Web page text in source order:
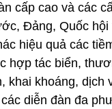
cấp cao và các
Đảng, Quốc hội
hiệu quả các
hợp tác biển,
khai khoáng, dịch
diễn đàn đa